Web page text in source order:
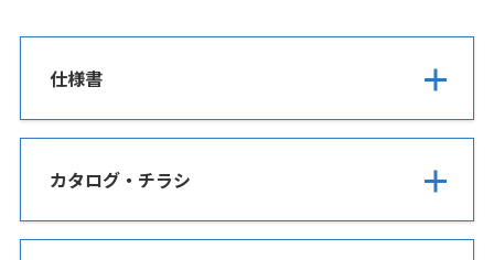
仕様書
カタログ・チラシ